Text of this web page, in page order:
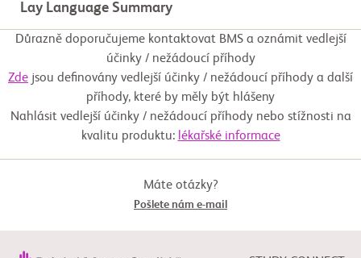
Lay Language Summary
Důrazně doporučujeme kontaktovat BMS a oznámit vedlejší
účinky / nežádoucí příhody
Zde jsou definovány vedlejší účinky / nežádoucí příhody a další
příhody, které by měly být hlášeny
Nahlásit vedlejší účinky / nežádoucí příhody nebo stížnosti na
kvalitu produktu: lékařské informace
Máte otázky?
Pošlete nám e-mail